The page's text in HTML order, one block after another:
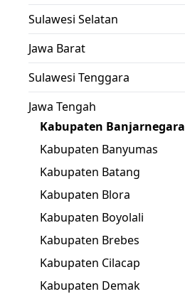
Sulawesi Selatan
Jawa Barat
Sulawesi Tenggara
Jawa Tengah
Kabupaten Banjarnegara
Kabupaten Banyumas
Kabupaten Batang
Kabupaten Blora
Kabupaten Boyolali
Kabupaten Brebes
Kabupaten Cilacap
Kabupaten Demak